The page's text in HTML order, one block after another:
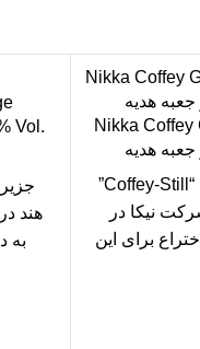
Nikka Coffey
این Nikka در فرآیند “Coffey-Still”
نیکا در
حق اختراع برای این
Vol.
هند
به